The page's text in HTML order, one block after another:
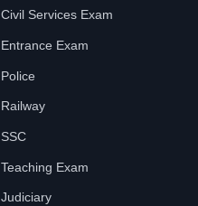
Civil Services Exam
Entrance Exam
Police
Railway
SSC
Teaching Exam
Judiciary